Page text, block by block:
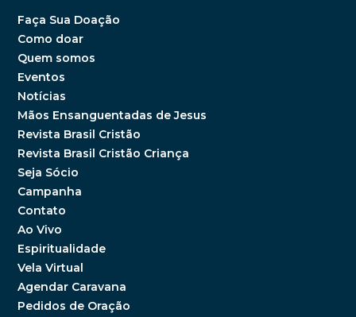
Faça Sua Doação
Como doar
Quem somos
Eventos
Notícias
Mãos Ensanguentadas de Jesus
Revista Brasil Cristão
Revista Brasil Cristão Criança
Seja Sócio
Campanha
Contato
Ao Vivo
Espiritualidade
Vela Virtual
Agendar Caravana
Pedidos de Oração